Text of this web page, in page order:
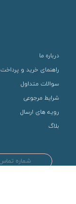
درباره ما
راهنمای خرید و پرداخت
سوالات متداول
شرایط مرجوعی
رویه های ارسال
بلاگ